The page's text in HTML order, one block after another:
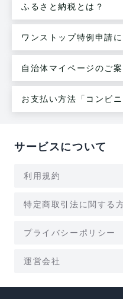
ふるさと納税とは？
ワンストップ特例申請
自治体マイページのご
お支払い方法「コンビ
サービスについて
利用規約
特定商取引法に関する
プライバシーポリシー
運営会社